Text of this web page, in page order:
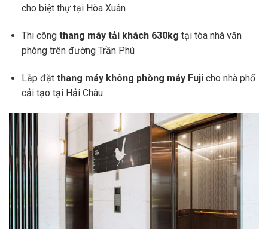
cho biệt thự tại Hòa Xuân
Thi công thang máy tải khách 630kg tại tòa nhà văn
phòng trên đường Trần Phú
Lắp đặt thang máy không phòng máy Fujicho nhà phố
cải tạo tại Hải Châu